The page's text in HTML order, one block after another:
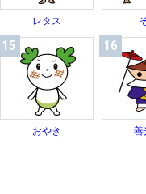
レタス
15
おやき
16
善